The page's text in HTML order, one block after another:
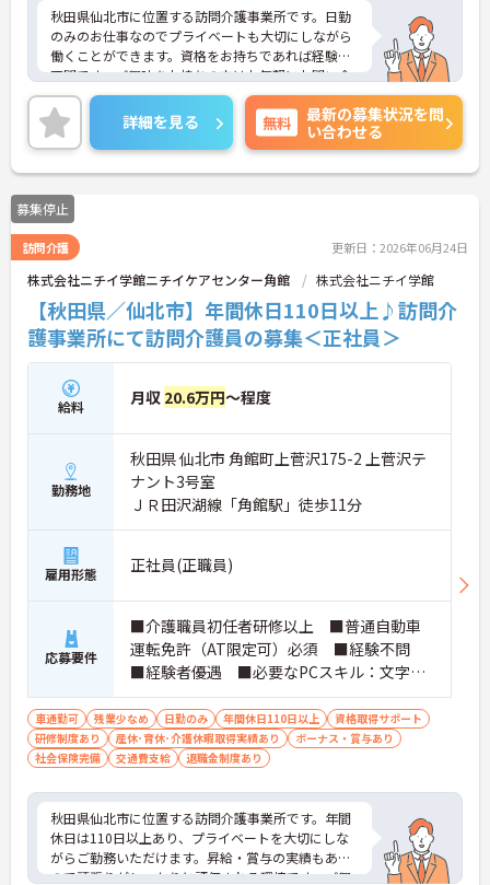
秋田県仙北市に位置する訪問介護事業所です。日勤
のみのお仕事なのでプライベートも大切にしながら
働くことができます。資格をお持ちであれば経験は
不問です。ご興味をお持ちの方はお気軽にお問い合
わせください。
詳細を見る 無料
最新の募集状況を問
い合わせる
募集停止
訪問介護 更新日：2026年06月24日
株式会社ニチイ学館ニチイケアセンター角館 株式会社ニチイ学館
【秋田県／仙北市】年間休日110日以上♪訪問介
護事業所にて訪問介護員の募集＜正社員＞
給料 月収 20.6万円～程度
勤務地
秋田県 仙北市 角館町上菅沢175-2 上菅沢テ
ナント3号室
ＪＲ田沢湖線「角館駅」徒歩11分
雇用形態 正社員(正職員)
応募要件
■介護職員初任者研修以上 ■普通自動車
運転免許（AT限定可）必須 ■経験不問
■経験者優遇 ■必要なPCスキル：文字入
力程度
車通勤可 残業少なめ 日勤のみ 年間休日110日以上
資格取得サポート
研修制度あり
産休･育休･介護休暇取得実績あり
ボーナス・賞与あり
社会保険完備
交通費支給 退職金制度あり
秋田県仙北市に位置する訪問介護事業所です。年間
休日は110日以上あり、プライベートを大切にしな
がらご勤務いただけます。昇給・賞与の実績もある
ので頑張りがしっかりと評価される環境です。ご興